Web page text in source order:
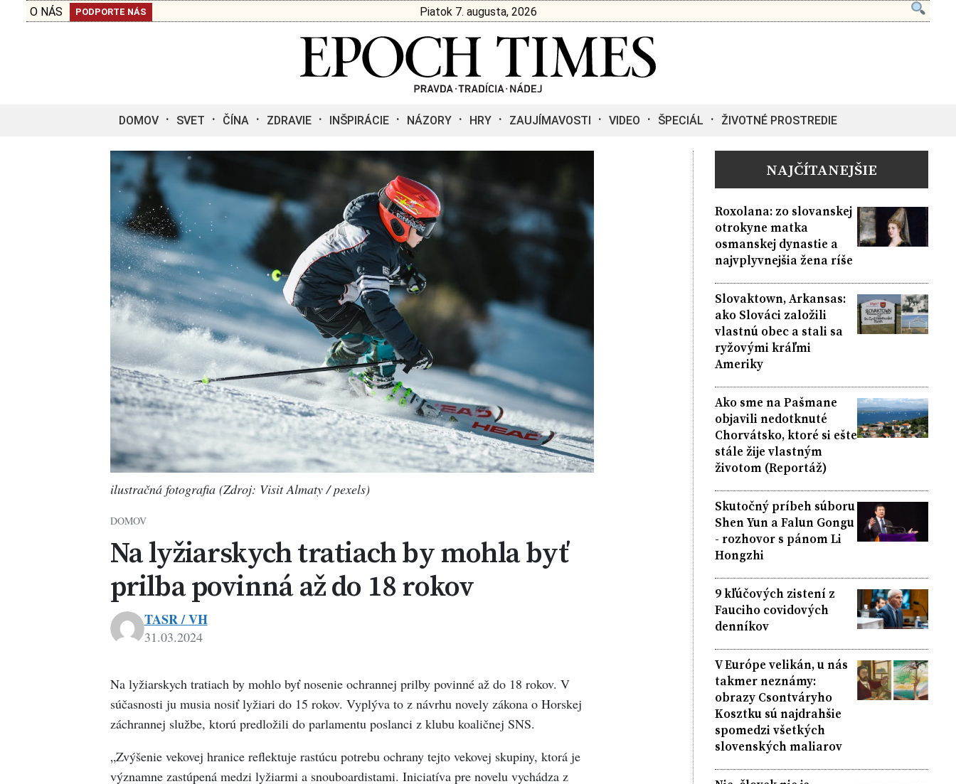
O NÁS PODPORTE NÁS Piatok 7. augusta, 2026
DOMOV SVET ČÍNA ZDRAVIE INŠPIRÁCIE NÁZORY HRY ZAUJÍMAVOSTI VIDEO ŠPECIÁL ŽIVOTNÉ PROSTREDIE
ilustračná fotografia (Zdroj: Visit Almaty / pexels)
DOMOV
Na lyžiarskych tratiach by mohla byť
prilba povinná až do 18 rokov
TASR / VH
31.03.2024
Na lyžiarskych tratiach by mohlo byť nosenie ochrannej prilby povinné až do 18 rokov. V
súčasnosti ju musia nosiť lyžiari do 15 rokov. Vyplýva to z návrhu novely zákona o Horskej
záchrannej službe, ktorú predložili do parlamentu poslanci z klubu koaličnej SNS.
„Zvýšenie vekovej hranice reflektuje rastúcu potrebu ochrany tejto vekovej skupiny, ktorá je
významne zastúpená medzi lyžiarmi a snouboardistami. Iniciatíva pre novelu vychádza z
NAJČÍTANEJŠIE
Roxolana: zo slovanskej
otrokyne matka
osmanskej dynastie a
najvplyvnejšia žena ríše
Slovaktown, Arkansas:
ako Slováci založili
vlastnú obec a stali sa
ryžovými kráľmi
Ameriky
Ako sme na Pašmane
objavili nedotknuté
Chorvátsko, ktoré si ešte
stále žije vlastným
životom (Reportáž)
Skutočný príbeh súboru
Shen Yun a Falun Gongu
- rozhovor s pánom Li
Hongzhi
9 kľúčových zistení z
Fauciho covidových
denníkov
V Európe velikán, u nás
takmer neznámy:
obrazy Csontváryho
Kosztku sú najdrahšie
spomedzi všetkých
slovenských maliarov